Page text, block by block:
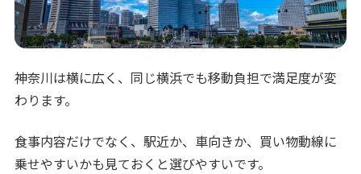
神奈川は横に広く、同じ横浜でも移動負担で満足度が変
わります。
食事内容だけでなく、駅近か、車向きか、買い物動線に
乗せやすいかも見ておくと選びやすいです。